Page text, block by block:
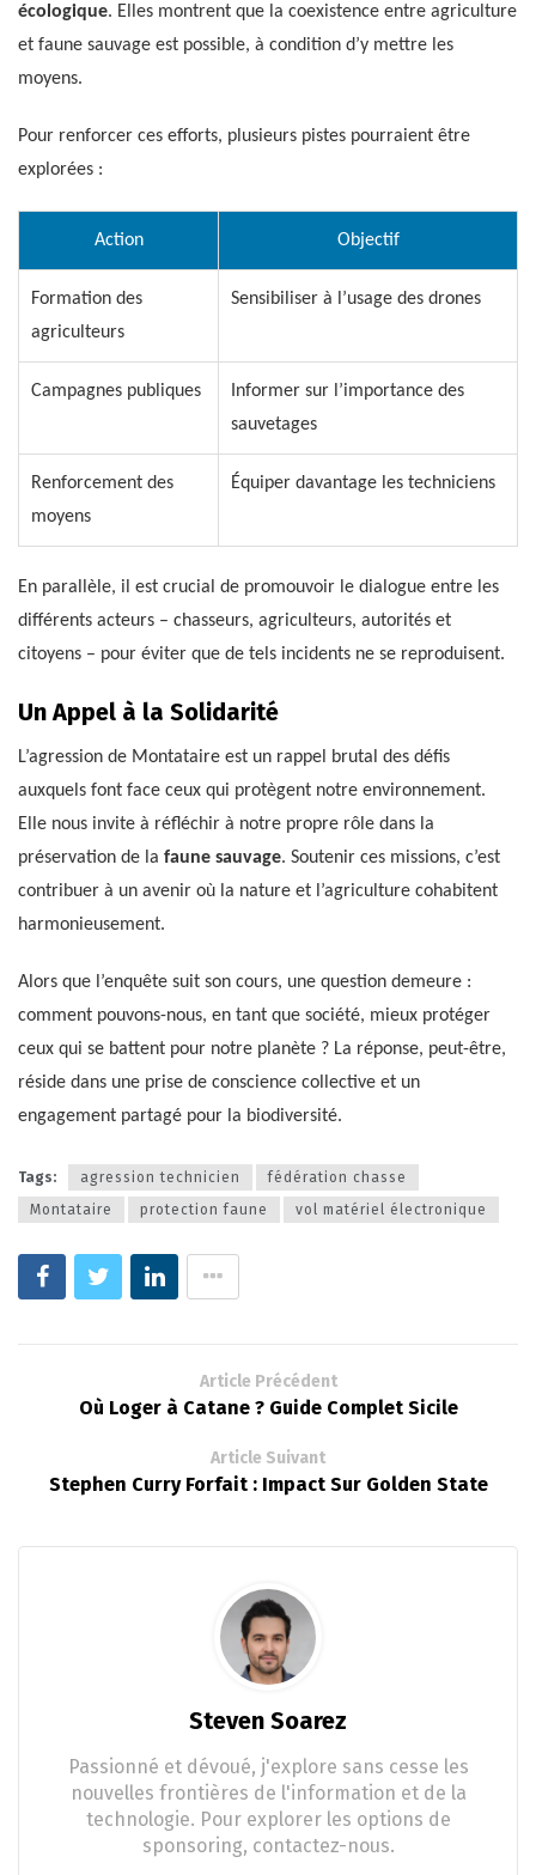
écologique. Elles montrent que la coexistence entre agriculture
et faune sauvage est possible, à condition d’y mettre les
moyens.
Pour renforcer ces efforts, plusieurs pistes pourraient être
explorées :
Action Objectif
Formation des
agriculteurs
Sensibiliser à l’usage des drones
Campagnes publiques
Informer sur l’importance des
sauvetages
Renforcement des
moyens
Équiper davantage les techniciens
En parallèle, il est crucial de promouvoir le dialogue entre les
différents acteurs – chasseurs, agriculteurs, autorités et
citoyens – pour éviter que de tels incidents ne se reproduisent.
Un Appel à la Solidarité
L’agression de Montataire est un rappel brutal des défis
auxquels font face ceux qui protègent notre environnement.
Elle nous invite à réfléchir à notre propre rôle dans la
préservation de la faune sauvage. Soutenir ces missions, c’est
contribuer à un avenir où la nature et l’agriculture cohabitent
harmonieusement.
Alors que l’enquête suit son cours, une question demeure :
comment pouvons-nous, en tant que société, mieux protéger
ceux qui se battent pour notre planète ? La réponse, peut-être,
réside dans une prise de conscience collective et un
engagement partagé pour la biodiversité.
Tags: agression technicien
fédération chasse
Montataire
protection faune vol matériel électronique
Article Précédent
Où Loger à Catane ? Guide Complet Sicile
Article Suivant
Stephen Curry Forfait : Impact Sur Golden State
Steven Soarez
Passionné et dévoué, j'explore sans cesse les
nouvelles frontières de l'information et de la
technologie. Pour explorer les options de
sponsoring, contactez-nous.